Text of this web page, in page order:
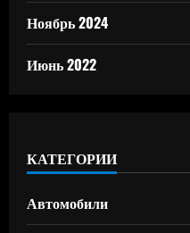
Ноябрь 2024
Июнь 2022
КАТЕГОРИИ
Автомобили